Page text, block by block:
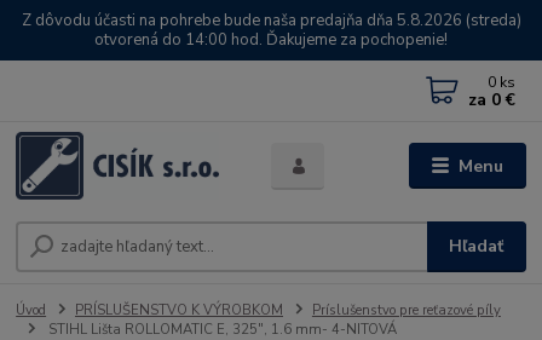
Z dôvodu účasti na pohrebe bude naša predajňa dňa 5.8.2026 (streda)
otvorená do 14:00 hod. Ďakujeme za pochopenie!
Menu
Hľadať
0 ks
za 0 €
Úvod PRÍSLUŠENSTVO K VÝROBKOM
Príslušenstvo pre reťazové píly
STIHL Lišta ROLLOMATIC E, 325", 1.6 mm- 4-NITOVÁ